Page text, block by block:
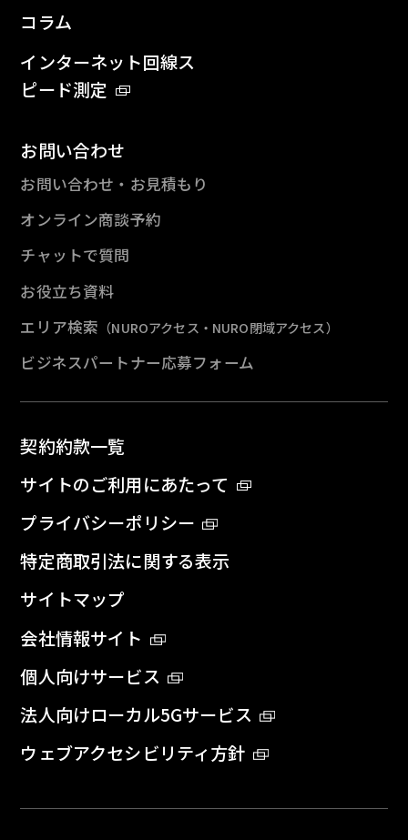
コラム
インターネット回線ス
ピード測定
お問い合わせ
お問い合わせ・お見積もり
オンライン商談予約
チャットで質問
お役立ち資料
エリア検索 （NUROアクセス・NURO閉域アクセス）
ビジネスパートナー応募フォーム
契約約款一覧
サイトのご利用にあたって
プライバシーポリシー
特定商取引法に関する表示
サイトマップ
会社情報サイト
個人向けサービス
法人向けローカル5Gサービス
ウェブアクセシビリティ方針